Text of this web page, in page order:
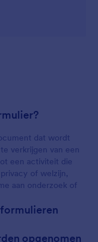
dat wordt
verkrijgen van een
een activiteit die
of welzijn,
aan onderzoek of
opgenomen